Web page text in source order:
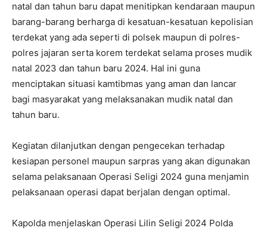
natal dan tahun baru dapat menitipkan kendaraan maupun
barang-barang berharga di kesatuan-kesatuan kepolisian
terdekat yang ada seperti di polsek maupun di polres-
polres jajaran serta korem terdekat selama proses mudik
natal 2023 dan tahun baru 2024. Hal ini guna
menciptakan situasi kamtibmas yang aman dan lancar
bagi masyarakat yang melaksanakan mudik natal dan
tahun baru.
Kegiatan dilanjutkan dengan pengecekan terhadap
kesiapan personel maupun sarpras yang akan digunakan
selama pelaksanaan Operasi Seligi 2024 guna menjamin
pelaksanaan operasi dapat berjalan dengan optimal.
Kapolda menjelaskan Operasi Lilin Seligi 2024 Polda